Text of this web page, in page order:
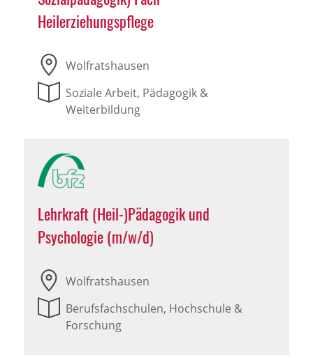
Heilerziehungspflege
Wolfratshausen
Soziale Arbeit, Pädagogik &
Weiterbildung
Lehrkraft (Heil-)Pädagogik und
Psychologie (m/w/d)
Wolfratshausen
Berufsfachschulen, Hochschule &
Forschung